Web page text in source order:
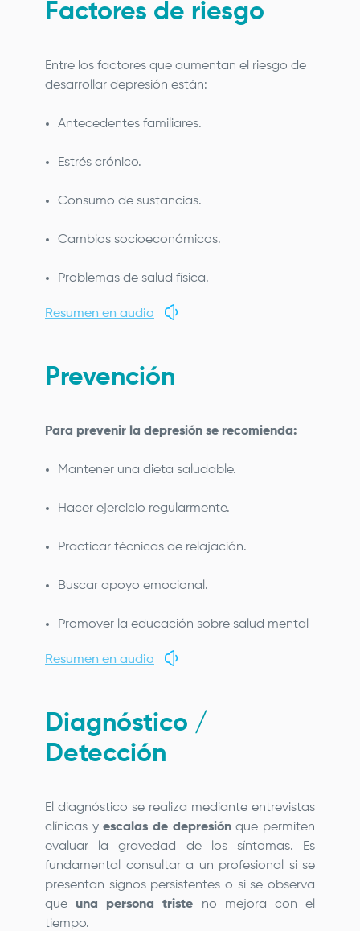
Factores de riesgo
Entre los factores que aumentan el riesgo de
desarrollar depresión están:
Antecedentes familiares.
Estrés crónico.
Consumo de sustancias.
Cambios socioeconómicos.
Problemas de salud física.
Resumen en audio
Prevención
Para prevenir la depresión se recomienda:
Mantener una dieta saludable.
Hacer ejercicio regularmente.
Practicar técnicas de relajación.
Buscar apoyo emocional.
Promover la educación sobre salud mental
Resumen en audio
Diagnóstico /
Detección
El diagnóstico se realiza mediante entrevistas
clínicas yescalas de depresiónque permiten
evaluar la gravedad de los síntomas. Es
fundamental consultar a un profesional si se
presentan signos persistentes o si se observa
queuna persona triste no mejora con el
tiempo.